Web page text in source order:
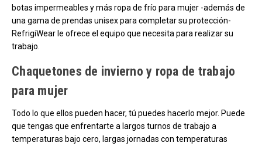
botas impermeables y más ropa de frío para mujer -además de
una gama de prendas unisex para completar su protección-
RefrigiWear le ofrece el equipo que necesita para realizar su
trabajo.
Chaquetones de invierno y ropa de trabajo
para mujer
Todo lo que ellos pueden hacer, tú puedes hacerlo mejor. Puede
que tengas que enfrentarte a largos turnos de trabajo a
temperaturas bajo cero, largas jornadas con temperaturas